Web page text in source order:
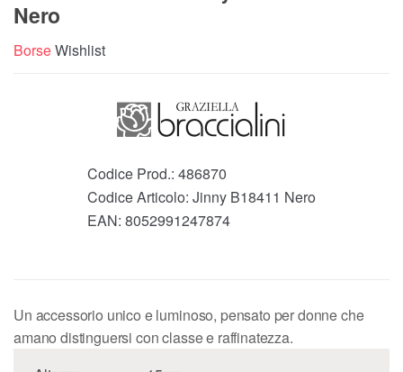
Nero
BorseWishlist
Codice Prod.: 486870
Codice Articolo: Jinny B18411 Nero
EAN: 8052991247874
Un accessorio unico e luminoso, pensato per donne che
amano distinguersi con classe e raffinatezza.